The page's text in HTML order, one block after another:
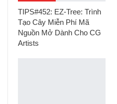
TIPS#452: EZ-Tree: Trình
Tạo Cây Miễn Phí Mã
Nguồn Mở Dành Cho CG
Artists